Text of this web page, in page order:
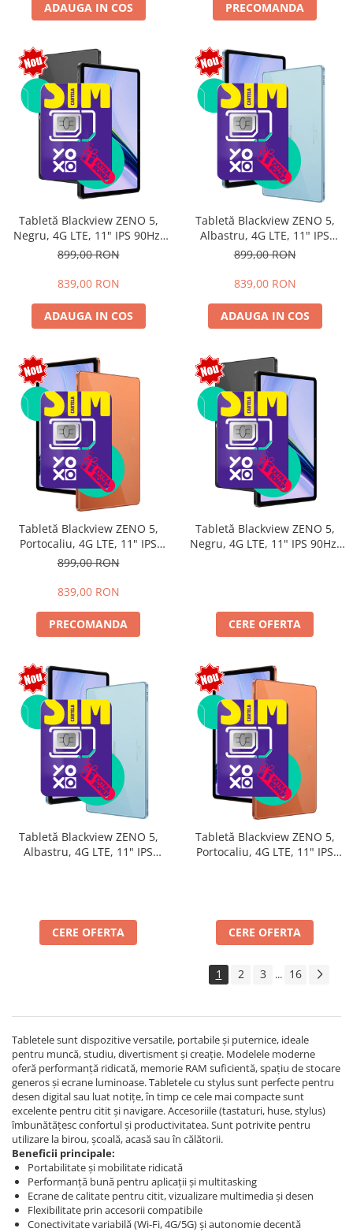
ADAUGA IN COS PRECOMANDA
Tabletă Blackview ZENO 5,
Negru, 4G LTE, 11" IPS 90Hz,
12GB RAM (3GB + 9GB
16, Unisoc T7250, 8300mAh,
SIM
899,00 RON
839,00 RON
ADAUGA IN COS
Tabletă Blackview ZENO 5,
Albastru, 4G LTE, 11" IPS
90Hz, 12GB RAM (3GB + 9GB
16, Unisoc T7250, 8300mAh,
SIM
899,00 RON
839,00 RON
ADAUGA IN COS
Tabletă Blackview ZENO 5,
Portocaliu, 4G LTE, 11" IPS
90Hz, 12GB RAM (3GB + 9GB
16, Unisoc T7250, 8300mAh,
SIM
899,00 RON
839,00 RON
PRECOMANDA
Tabletă Blackview ZENO 5,
Negru, 4G LTE, 11" IPS 90Hz,
SIM
CERE OFERTA
Tabletă Blackview ZENO 5,
Albastru, 4G LTE, 11" IPS
SIM
CERE OFERTA
Tabletă Blackview ZENO 5,
Portocaliu, 4G LTE, 11" IPS
SIM
CERE OFERTA
1 2 3 ... 16
Tabletele sunt dispozitive versatile, portabile și puternice, ideale
pentru muncă, studiu, divertisment și creație. Modelele moderne
oferă performanță ridicată, memorie RAM suficientă, spațiu de stocare
generos și ecrane luminoase. Tabletele cu stylus sunt perfecte pentru
desen digital sau luat notițe, în timp ce cele mai compacte sunt
excelente pentru citit și navigare. Accesoriile (tastaturi, huse, stylus)
îmbunătățesc confortul și productivitatea. Sunt potrivite pentru
utilizare la birou, școală, acasă sau în călătorii.
Beneficii principale:
Portabilitate și mobilitate ridicată
Performanță bună pentru aplicații și multitasking
Ecrane de calitate pentru citit, vizualizare multimedia și desen
Flexibilitate prin accesorii compatibile
Conectivitate variabilă (Wi‑Fi, 4G/5G) și autonomie decentă